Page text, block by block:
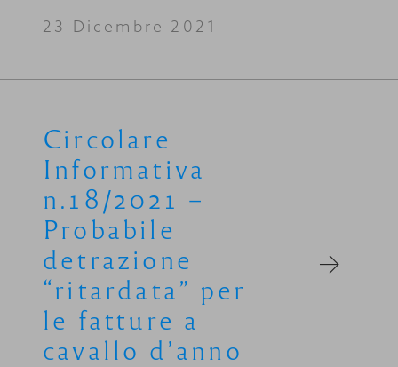
23 Dicembre 2021
Circolare
Informativa
n.18/2021 –
Probabile
detrazione
“ritardata” per
le fatture a
cavallo d’anno